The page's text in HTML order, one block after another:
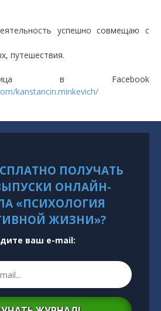
успешно совмещаю с
путешествия.
в Facebook
kanstancin.minkevich/
ПОЛУЧАТЬ
ОНЛАЙН-
«ПСИХОЛОГИЯ
ЖИЗНИ»?
ваш e-mail: